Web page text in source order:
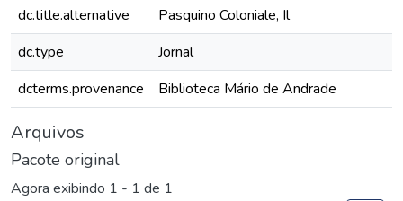
dc.title.alternative
Pasquino Coloniale, Il
dc.type
Jornal
dcterms.provenance
Biblioteca Mário de Andrade
Arquivos
Pacote original
Agora exibindo 1 - 1 de 1